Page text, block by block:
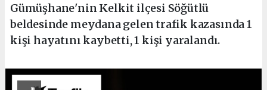
Gümüşhane'nin Kelkit ilçesi Söğütlü
beldesinde meydana gelen trafik kazasında 1
kişi hayatını kaybetti, 1 kişi yaralandı.